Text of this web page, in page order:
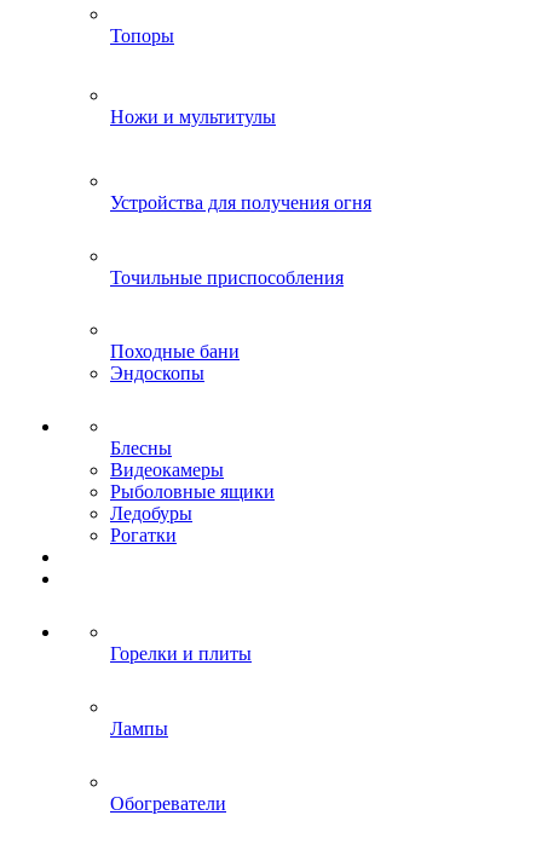
Топоры
Ножи и мультитулы
Устройства для получения огня
Точильные приспособления
Походные бани
Эндоскопы
Блесны
Видеокамеры
Рыболовные ящики
Ледобуры
Рогатки
Горелки и плиты
Лампы
Обогреватели